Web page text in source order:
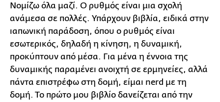
Νομίζω όλα μαζί. Ο ρυθμός είναι μια σχολή
ανάμεσα σε πολλές. Υπάρχουν βιβλία, ειδικά στην
ιαπωνική παράδοση, όπου ο ρυθμός είναι
εσωτερικός, δηλαδή η κίνηση, η δυναμική,
προκύπτουν από μέσα. Για μένα η έννοια της
δυναμικής παραμένει ανοιχτή σε ερμηνείες, αλλά
πάντα επιστρέφω στη δομή, είμαι nerd με τη
δομή. Το πρώτο μου βιβλίο δανείζεται από την